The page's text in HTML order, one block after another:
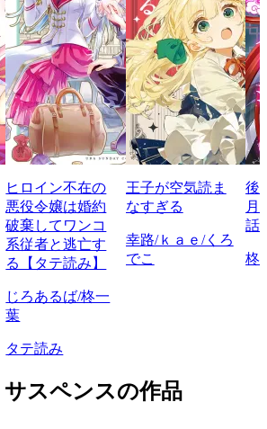
ヒロイン不在の
悪役令嬢は婚約
破棄してワンコ
系従者と逃亡す
る【タテ読み】
じろあるば/柊一
葉
タテ読み
王子が空気読ま
なすぎる
幸路/ｋａｅ/くろ
でこ
後
月
話
柊
サスペンスの作品